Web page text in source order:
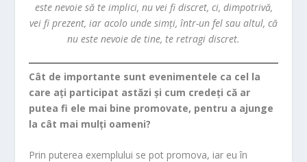
este nevoie să te implici, nu vei fi discret, ci, dimpotrivă,
vei fi prezent, iar acolo unde simți, într-un fel sau altul, că
nu este nevoie de tine, te retragi discret.
Cât de importante sunt evenimentele ca cel la
care ați participat astăzi și cum credeți că ar
putea fi ele mai bine promovate, pentru a ajunge
la cât mai mulți oameni?
Prin puterea exemplului se pot promova, iar eu în